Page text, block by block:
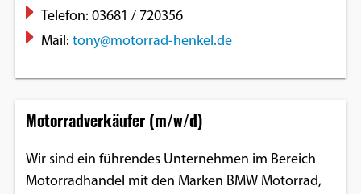
Telefon: 03681 / 720356
Mail: tony@motorrad-henkel.de
Motorradverkäufer (m/w/d)
Wir sind ein führendes Unternehmen im Bereich
Motorradhandel mit den Marken BMW Motorrad,